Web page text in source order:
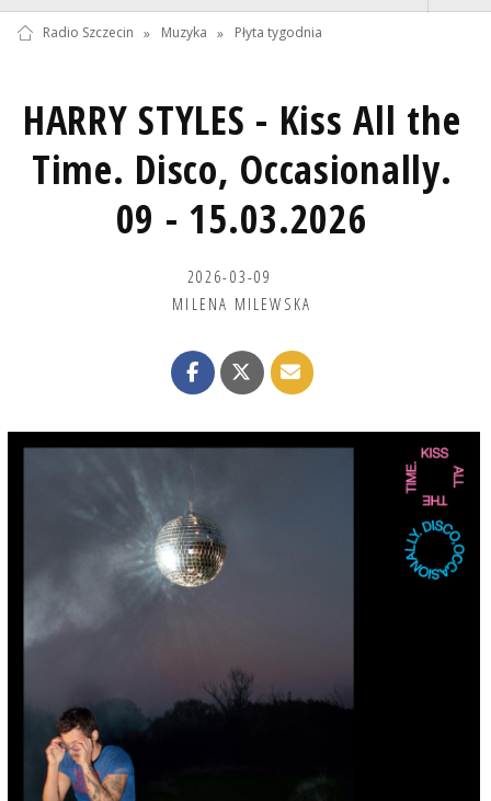
Radio Szczecin » Muzyka » Płyta tygodnia
HARRY STYLES - Kiss All the
Time. Disco, Occasionally.
09 - 15.03.2026
2026-03-09
MILENA MILEWSKA